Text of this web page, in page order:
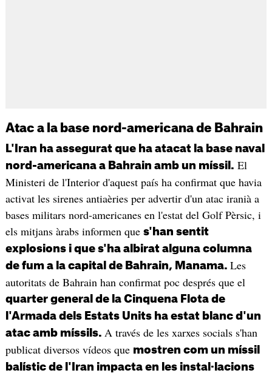
Atac a la base nord-americana de Bahrain
L'Iran ha assegurat que ha atacat la base naval
nord-americana a Bahrain amb un míssil. El
Ministeri de l'Interior d'aquest país ha confirmat que havia
activat les sirenes antiaèries per advertir d'un atac iranià a
bases militars nord-americanes en l'estat del Golf Pèrsic, i
els mitjans àrabs informen que s'han sentit
explosions i que s'ha albirat alguna columna
de fum a la capital de Bahrain, Manama. Les
autoritats de Bahrain han confirmat poc després que el
quarter general de la Cinquena Flota de
l'Armada dels Estats Units ha estat blanc d'un
atac amb míssils. A través de les xarxes socials s'han
publicat diversos vídeos que mostren com un míssil
balístic de l'Iran impacta en les instal·lacions